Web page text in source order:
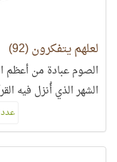
لعلهم يتفكرون (92)
الصوم عبادة من أعظم
الشهر الذي أُنزل فيه
عدد